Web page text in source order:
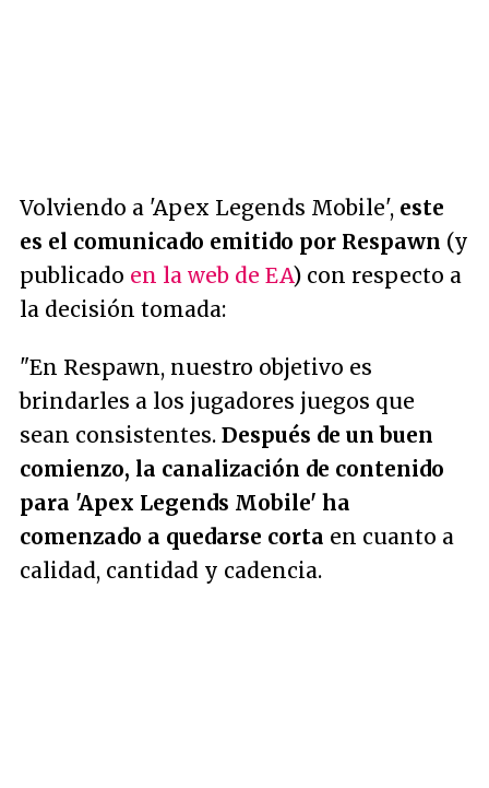
Volviendo a 'Apex Legends Mobile', este
es el comunicado emitido por Respawn (y
publicado en la web de EA) con respecto a
la decisión tomada:
"En Respawn, nuestro objetivo es
brindarles a los jugadores juegos que
sean consistentes. Después de un buen
comienzo, la canalización de contenido
para 'Apex Legends Mobile' ha
comenzado a quedarse corta en cuanto a
calidad, cantidad y cadencia.